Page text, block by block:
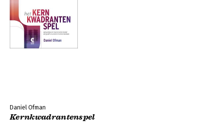
Daniel Ofman
Kernkwadrantenspel